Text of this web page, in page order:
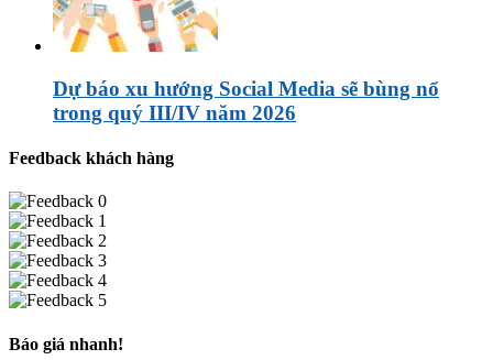
Dự báo xu hướng Social Media sẽ bùng nổ
trong quý III/IV năm 2026
Feedback khách hàng
Báo giá nhanh!